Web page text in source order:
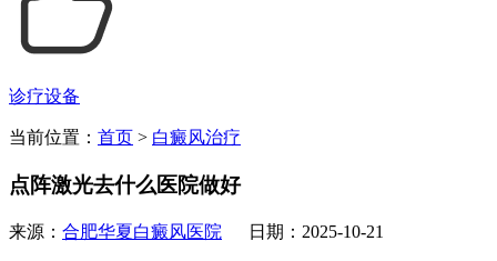
诊疗设备
当前位置： 首页 > 白癜风治疗
点阵激光去什么医院做好
来源： 合肥华夏白癜风医院 日期：2025-10-21